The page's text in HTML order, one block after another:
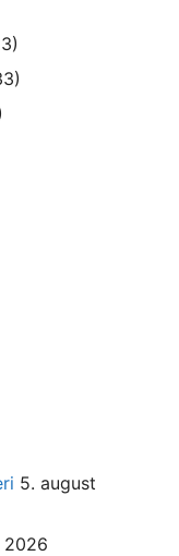
5. august
2026